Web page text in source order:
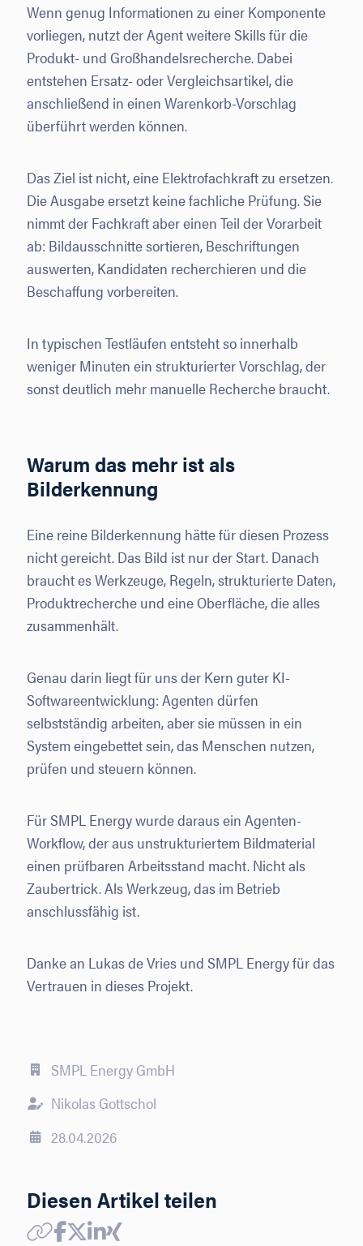
Wenn genug Informationen zu einer Komponente
vorliegen, nutzt der Agent weitere Skills für die
Produkt- und Großhandelsrecherche. Dabei
entstehen Ersatz- oder Vergleichsartikel, die
anschließend in einen Warenkorb-Vorschlag
überführt werden können.
Das Ziel ist nicht, eine Elektrofachkraft zu ersetzen.
Die Ausgabe ersetzt keine fachliche Prüfung. Sie
nimmt der Fachkraft aber einen Teil der Vorarbeit
ab: Bildausschnitte sortieren, Beschriftungen
auswerten, Kandidaten recherchieren und die
Beschaffung vorbereiten.
In typischen Testläufen entsteht so innerhalb
weniger Minuten ein strukturierter Vorschlag, der
sonst deutlich mehr manuelle Recherche braucht.
Warum das mehr ist als
Bilderkennung
Eine reine Bilderkennung hätte für diesen Prozess
nicht gereicht. Das Bild ist nur der Start. Danach
braucht es Werkzeuge, Regeln, strukturierte Daten,
Produktrecherche und eine Oberfläche, die alles
zusammenhält.
Genau darin liegt für uns der Kern guter KI-
Softwareentwicklung: Agenten dürfen
selbstständig arbeiten, aber sie müssen in ein
System eingebettet sein, das Menschen nutzen,
prüfen und steuern können.
Für SMPL Energy wurde daraus ein Agenten-
Workflow, der aus unstrukturiertem Bildmaterial
einen prüfbaren Arbeitsstand macht. Nicht als
Zaubertrick. Als Werkzeug, das im Betrieb
anschlussfähig ist.
Danke an Lukas de Vries und SMPL Energy für das
Vertrauen in dieses Projekt.
SMPL Energy GmbH
Nikolas Gottschol
28.04.2026
Diesen Artikel teilen